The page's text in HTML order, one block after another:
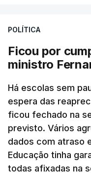
POLÍTICA
Ficou por
ministro
Há escolas sem
espera das
ficou fechado na
previsto. Vários
dados com atraso
Educação tinha
todas afixadas na